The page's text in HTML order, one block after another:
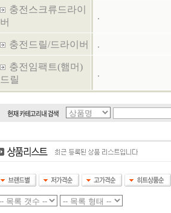
충전스크류드라이
버
.
충전드릴/드라이버 .
충전임팩트(햄머)
드릴
.